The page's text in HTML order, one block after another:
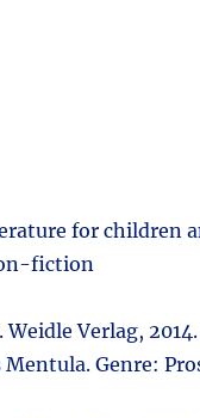
for children
fiction
. Weidle Verlag,
Mentula. Genre: